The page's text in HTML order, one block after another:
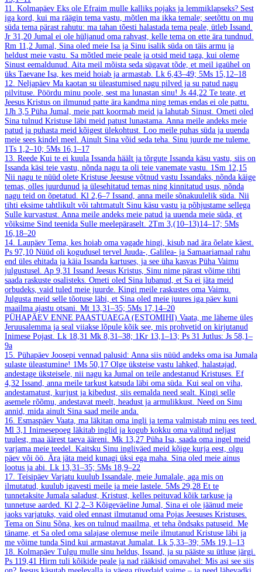
11. Kolmapäev Eks ole Efraim mulle kalliks pojaks ja lemmiklapseks? Sest
iga kord, kui ma räägin tema vastu, mõtlen ma ikka temale; seetõttu on mu
süda tema pärast rahutu: ma tahan tõesti halastada tema peale, ütleb Issand.
Jr 31,20 Jumal ei ole hüljanud oma rahvast, kelle tema on ette ära tundnud.
Rm 11,2 Jumal, Sina oled meie Isa ja Sinu isalik süda on täis armu ja
heldust meie vastu. Sa mõtled meie peale ja otsid meid taga, kui oleme
Sinust eemaldunud. Aita meil mõista seda sügavat tõde, et meil igaühel on
üks Taevane Isa, kes meid hoiab ja armastab. Lk 6,43–49; 5Ms 15,12–18
12. Neljapäev Ma kaotan su üleastumised nagu pilved ja su patud nagu
pilvituse. Pöördu minu poole, sest ma lunastan sinu! Js 44,22 Te teate, et
Jeesus Kristus on ilmunud patte ära kandma ning temas endas ei ole pattu.
1Jh 3,5 Püha Jumal, meie patt koormab meid ja lahutab Sinust. Ometi oled
Sina tulnud Kristuse läbi meid patust lunastama. Anna meile andeks meie
patud ja puhasta meid kõigest ülekohtust. Loo meile puhas süda ja uuenda
meie sees kindel meel. Ainult Sina võid seda teha. Sinu juurde me tuleme.
1Ts 1,2–10; 5Ms 16,1–17
13. Reede Kui te ei kuula Issanda häält ja tõrgute Issanda käsu vastu, siis on
Issanda käsi teie vastu, nõnda nagu ta oli teie vanemate vastu. 1Sm 12,15
Nii nagu te nüüd olete Kristuse Jeesuse võtnud vastu Issandaks, nõnda käige
temas, olles juurdunud ja ülesehitatud temas ning kinnitatud usus, nõnda
nagu teid on õpetatud. Kl 2,6–7 Issand, anna meile sõnakuulelik süda. Nii
tihti eksime tahtlikult või tahtmatult Sinu käsu vastu ja põhjustame sellega
Sulle kurvastust. Anna meile andeks meie patud ja uuenda meie süda, et
võiksime Sind teenida Sulle meelepäraselt. 2Tm 3,(10–13)14–17; 5Ms
16,18–20
14. Laupäev Tema, kes hoiab oma vagade hingi, kisub nad ära õelate käest.
Ps 97,10 Nüüd oli kogudusel tervel Juuda-, Galilea- ja Samaariamaal rahu
end üles ehitada ja käia Issanda kartuses, ja see üha kasvas Püha Vaimu
julgustusel. Ap 9,31 Issand Jeesus Kristus, Sinu nime pärast võime tihti
saada raskuste osalisteks. Ometi oled Sina lubanud, et Sa ei jäta meid
orbudeks, vaid tuled meie juurde. Kingi meile raskustes oma Vaimu.
Julgusta meid selle tõotuse läbi, et Sina oled meie juures iga päev kuni
maailma ajastu otsani. Mt 13,31–35; 5Ms 17,14–20
PÜHAPÄEV ENNE PAASTUAEGA (ESTOMIHI) Vaata, me läheme üles
Jeruusalemma ja seal viiakse lõpule kõik see, mis prohvetid on kirjutanud
Inimese Pojast. Lk 18,31 Mk 8,31–38; 1Kr 13,1–13; Ps 31 Jutlus: Js 58,1–
9a
15. Pühapäev Joosepi vennad palusid: Anna siis nüüd andeks oma isa Jumala
sulaste üleastumine! 1Ms 50,17 Olge üksteise vastu lahked, halastajad,
andestage üksteisele, nii nagu ka Jumal on teile andestanud Kristuses. Ef
4,32 Issand, anna meile tarkust katsuda läbi oma süda. Kui seal on viha,
andestamatust, kurjust ja kibedust, siis eemalda need sealt. Kingi selle
asemele rõõmu, andestavat meelt, headust ja armulikkust. Need on Sinu
annid, mida ainult Sina saad meile anda.
16. Esmaspäev Vaata, ma läkitan oma ingli ja tema valmistab minu ees teed.
Ml 3,1 Inimesepoeg läkitab inglid ja kogub kokku oma valitud neljast
tuulest, maa äärest taeva ääreni. Mk 13,27 Püha Isa, saada oma ingel meid
varjama meie teedel. Kaitsku Sinu ingliväed meid kõige kurja eest, olgu
päev või öö. Ära jäta meid kunagi üksi ega maha. Sina oled meie ainus
lootus ja abi. Lk 13,31–35; 5Ms 18,9–22
17. Teisipäev Varjatu kuulub Issandale, meie Jumalale, aga mis on
ilmutatud, kuulub igavesti meile ja meie lastele. 5Ms 29,28 Et te
tunnetaksite Jumala saladust, Kristust, kelles peituvad kõik tarkuse ja
tunnetuse aarded. Kl 2,2–3 Kõigeväeline Jumal, Sina ei ole jäänud meie
jaoks varjatuks, vaid oled ennast ilmutanud oma Pojas Jeesuses Kristuses.
Tema on Sinu Sõna, kes on tulnud maailma, et teha õndsaks patuseid. Me
täname, et Sa oled oma salajase olemuse meile ilmutanud Kristuse läbi ja
me võime tunda Sind kui armastavat Jumalat. Lk 5,33–39; 5Ms 19,1–13
18. Kolmapäev Tulgu mulle sinu heldus, Issand, ja su pääste su ütluse järgi.
Ps 119,41 Hirm tuli kõikide peale ja nad rääkisid omavahel: Mis asi see siis